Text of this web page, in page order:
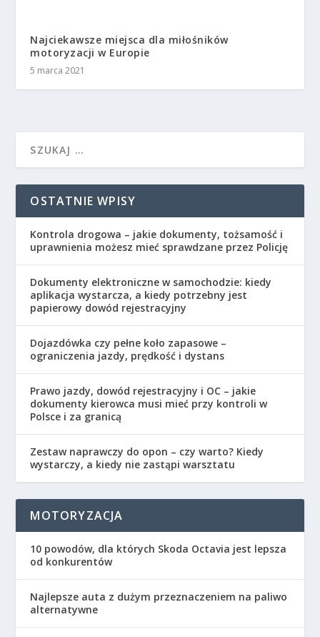
Najciekawsze miejsca dla miłośników
motoryzacji w Europie
5 marca 2021
OSTATNIE WPISY
Kontrola drogowa – jakie dokumenty, tożsamość i
uprawnienia możesz mieć sprawdzane przez Policję
Dokumenty elektroniczne w samochodzie: kiedy
aplikacja wystarcza, a kiedy potrzebny jest
papierowy dowód rejestracyjny
Dojazdówka czy pełne koło zapasowe –
ograniczenia jazdy, prędkość i dystans
Prawo jazdy, dowód rejestracyjny i OC – jakie
dokumenty kierowca musi mieć przy kontroli w
Polsce i za granicą
Zestaw naprawczy do opon – czy warto? Kiedy
wystarczy, a kiedy nie zastąpi warsztatu
MOTORYZACJA
10 powodów, dla których Skoda Octavia jest lepsza
od konkurentów
Najlepsze auta z dużym przeznaczeniem na paliwo
alternatywne